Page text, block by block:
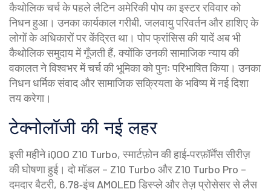
कैथोलिक चर्च के पहले लैटिन अमेरिकी पोपका इस्टर रविवार को
निधन हुआ। उनका कार्यकाल गरीबी, जलवायु परिवर्तन और हाशिए के
लोगों के अधिकारों पर केंद्रित था। पोप फ्रांसिस की यादें अब भी
कैथोलिक समुदाय में गूँजती हैं, क्योंकि उनकी सामाजिक न्याय की
वकालत ने विश्वभर में चर्च की भूमिका को पुनः परिभाषित किया। उनका
निधन धर्मिक संवाद और सामाजिक सक्रियता के भविष्य में नई दिशा
तय करेगा।
टेक्नोलॉजी की नई लहर
इसी महीनेiQOO Z10 Turbo,स्मार्टफ़ोन की हाई‑परफ़ॉर्मेंस सीरीज़
की घोषणा हुई। दो मॉडल – Z10 Turbo और Z10 Turbo Pro –
दमदार बैटरी, 6.78‑इंच AMOLED डिस्प्ले और तेज़ प्रोसेसर से लैस